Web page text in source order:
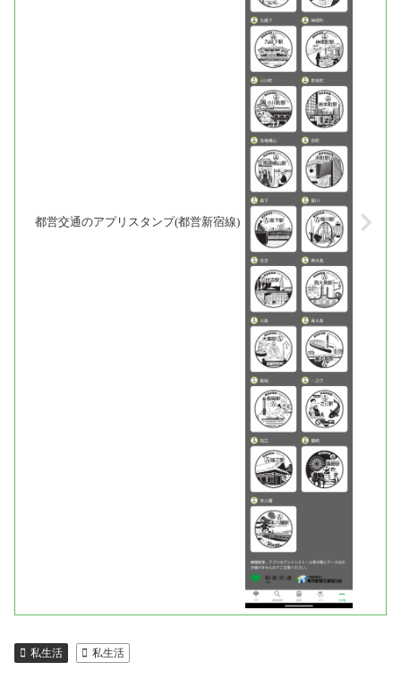
都営交通のアプリスタンプ(都営新宿線)
私生活 私生活